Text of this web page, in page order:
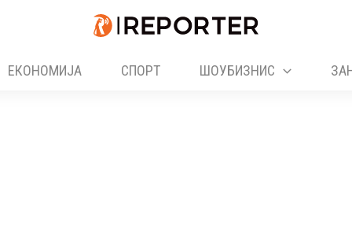
ЕКОНОМИЈА СПОРТ ШОУБИЗНИС